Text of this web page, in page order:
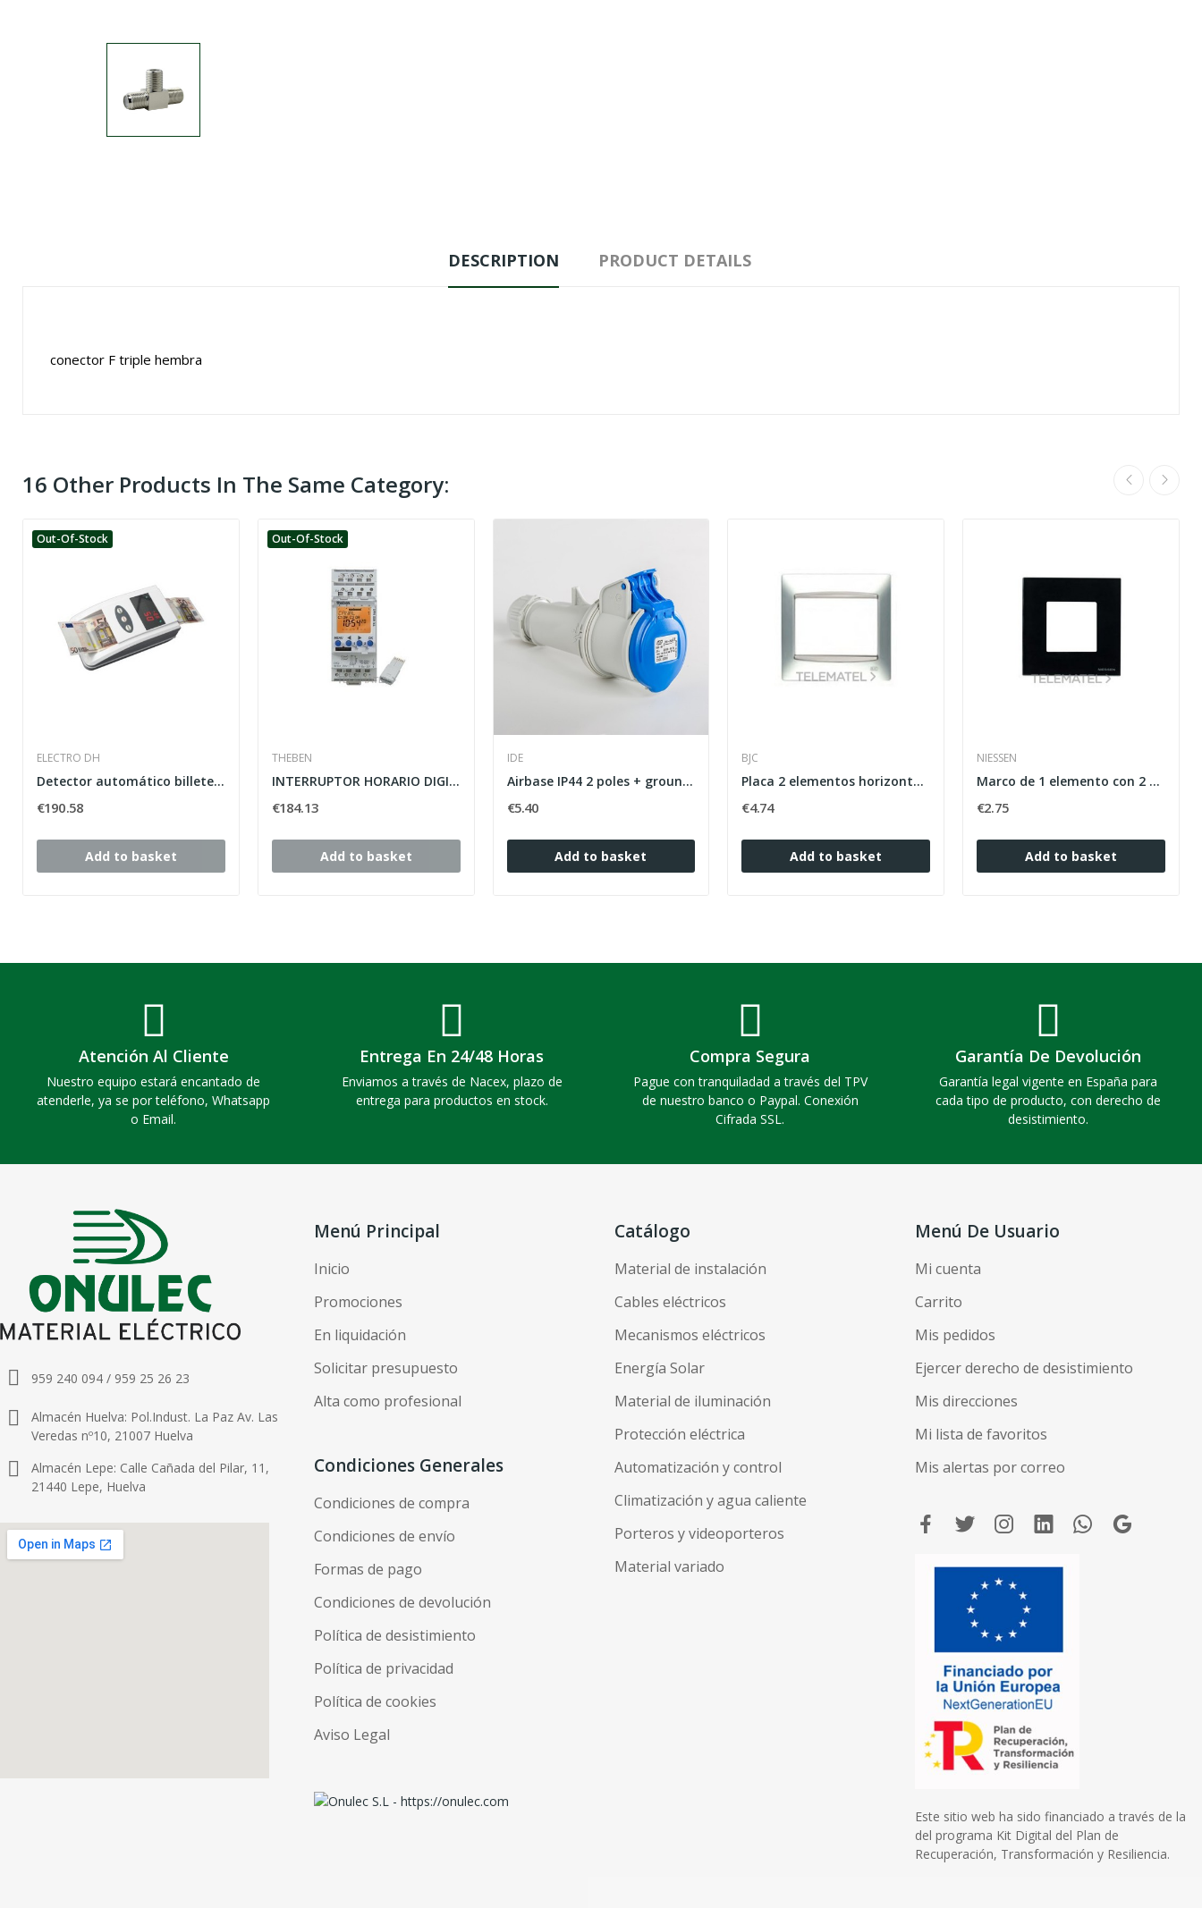
DESCRIPTION PRODUCT DETAILS
conector F triple hembra
16 Other Products In The Same Category:
Out-Of-Stock
ELECTRO DH
Detector automático billetes 0s.¦+£.
€190.58
Add to basket
Out-Of-Stock
THEBEN
INTERRUPTOR HORARIO DIGITAL TR622TOP2 2 CANAL...
€184.13
Add to basket
IDE
Airbase IP44 2 poles + ground 220V 16A 6h blue...
€5.40
Add to basket
BJC
Placa 2 elementos horizontal serie Coral...
€4.74
Add to basket
NIESSEN
Marco de 1 elemento con 2 módulos Zenit antracita
€2.75
Add to basket
Atención Al Cliente
Nuestro equipo estará encantado de
atenderle, ya se por teléfono, Whatsapp
o Email.
Entrega En 24/48 Horas
Enviamos a través de Nacex, plazo de
entrega para productos en stock.
Compra Segura
Pague con tranquiladad a través del TPV
de nuestro banco o Paypal. Conexión
Cifrada SSL.
Garantía De Devolución
Garantía legal vigente en España para
cada tipo de producto, con derecho de
desistimiento.
959 240 094 / 959 25 26 23
Almacén Huelva: Pol.Indust. La Paz Av. Las
Veredas nº10, 21007 Huelva
Almacén Lepe: Calle Cañada del Pilar, 11,
21440 Lepe, Huelva
Menú Principal
Inicio
Promociones
En liquidación
Solicitar presupuesto
Alta como profesional
Condiciones Generales
Condiciones de compra
Condiciones de envío
Formas de pago
Condiciones de devolución
Política de desistimiento
Política de privacidad
Política de cookies
Aviso Legal
Catálogo
Material de instalación
Cables eléctricos
Mecanismos eléctricos
Energía Solar
Material de iluminación
Protección eléctrica
Automatización y control
Climatización y agua caliente
Porteros y videoporteros
Material variado
Menú De Usuario
Mi cuenta
Carrito
Mis pedidos
Ejercer derecho de desistimiento
Mis direcciones
Mi lista de favoritos
Mis alertas por correo
Este sitio web ha sido financiado a través de la
del programa Kit Digital del Plan de
Recuperación, Transformación y Resiliencia.